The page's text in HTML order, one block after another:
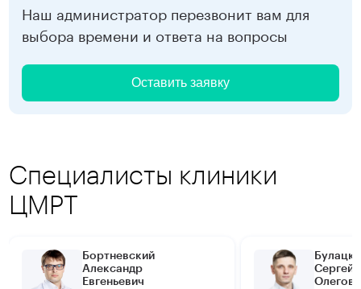
Наш администратор перезвонит вам для
выбора времени и ответа на вопросы
Оставить заявку
Специалисты клиники
ЦМРТ
Бортневский
Александр
Евгеньевич
Сергей